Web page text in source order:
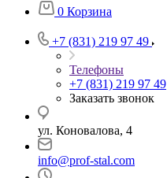
0 Корзина
+7 (831) 219 97 49
Телефоны
+7 (831) 219 97 49
Заказать звонок
ул. Коновалова, 4
info@prof-stal.com